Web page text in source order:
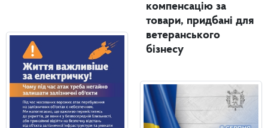
компенсацію за
товари, придбані для
ветеранського
бізнесу